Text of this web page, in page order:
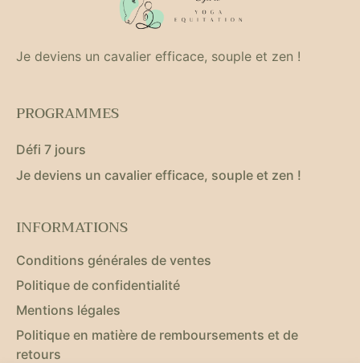
Je deviens un cavalier efficace, souple et zen !
PROGRAMMES
Défi 7 jours
Je deviens un cavalier efficace, souple et zen !
INFORMATIONS
Conditions générales de ventes
Politique de confidentialité
Mentions légales
Politique en matière de remboursements et de
retours